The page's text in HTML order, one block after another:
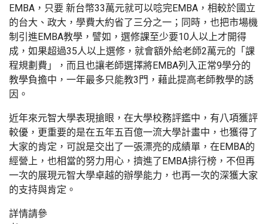
EMBA，只要 新台幣33萬元就可以唸完EMBA，相較於國立
的台大、政大，學費大約省了三分之一；同時，也把市場機
制引進EMBA教學，譬如，選修課至少要10人以上才開得
成，如果超過35人以上選修，就會額外給老師2萬元的「課
程規劃費」，而且也讓老師選擇將EMBA列入正常9學分的
教學負擔中，一年最多只能教3門，藉此提高老師教學的誘
因。
近年來元智大學表現搶眼，在大學校務評鑑中，有八項獲評
較優，更重要的是在五年五百億一流大學計畫中，也獲得了
大家的肯定，可說是交出了一張漂亮的成績單，在EMBA的
經營上，也相當的努力用心，擠進了EMBA排行榜，不但再
一次的展現元智大學卓越的辦學能力，也再一次的深獲大家
的支持與肯定。
詳情請參